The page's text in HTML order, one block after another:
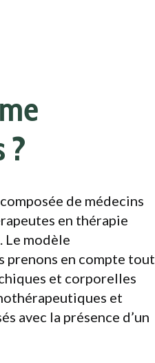
?
de médecins
en thérapie
Le modèle
prenons en compte tout
et corporelles
et
avec la présence d’un